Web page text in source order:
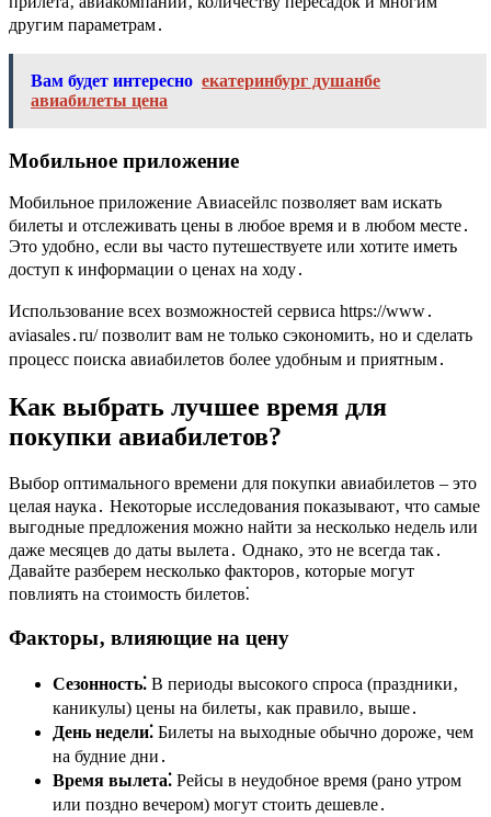
другим параметрам․
Вам будет интересно екатеринбург душанбе
авиабилеты цена
Мобильное приложение
Мобильное приложение Авиасейлс позволяет вам искать
билеты и отслеживать цены в любое время и в любом месте․
Это удобно‚ если вы часто путешествуете или хотите иметь
доступ к информации о ценах на ходу․
Использование всех возможностей сервиса https://www․
aviasales․ru/ позволит вам не только сэкономить‚ но и сделать
процесс поиска авиабилетов более удобным и приятным․
Как выбрать лучшее время для
покупки авиабилетов?
Выбор оптимального времени для покупки авиабилетов – это
целая наука․ Некоторые исследования показывают‚ что самые
выгодные предложения можно найти за несколько недель или
даже месяцев до даты вылета․ Однако‚ это не всегда так․
Давайте разберем несколько факторов‚ которые могут
повлиять на стоимость билетов⁚
Факторы‚ влияющие на цену
Сезонность⁚ В периоды высокого спроса (праздники‚
каникулы) цены на билеты‚ как правило‚ выше․
День недели⁚ Билеты на выходные обычно дороже‚ чем
на будние дни․
Время вылета⁚ Рейсы в неудобное время (рано утром
или поздно вечером) могут стоить дешевле․